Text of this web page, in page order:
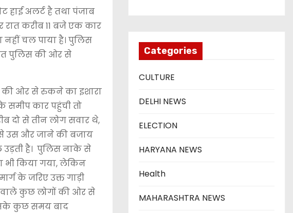
हाई अलर्ट है तथा पंजाब
करीब 11 बजे एक कार
चल पाया है। पुलिस
पुलिस की ओर से
की ओर से रुकने का इशारा
समीप कार पहुंची तो
दो से तीन लोग सवार थे,
उस और जाने की बजाय
उड़ती है। पुलिस नाके से
भी किया गया, लेकिन
के जरिए उक्त गाड़ी
वाले कुछ लोगों की ओर से
कुछ समय बाद
Categories
CULTURE
DELHI NEWS
ELECTION
HARYANA NEWS
Health
MAHARASHTRA NEWS